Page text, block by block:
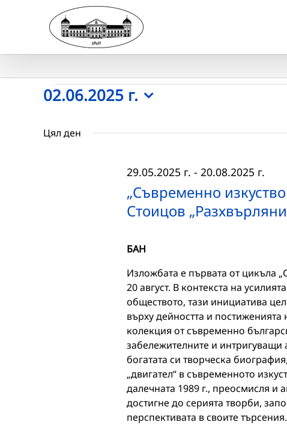
Събития
for
02.06.2025 г.
date.
Цял ден
„Съвременно
Стоицов
29.05.2025 г. - 20.08.2025 г.
БАН
Изложбата е първата от цикъла
20 август. В контекста на
обществото, тази инициатива
върху дейността и
колекция от съвременно
забележителните и интригуващи
богатата си творческа
„двигател“ в съвременното
далечната 1989 г., преосмисля и
достигне до серията творби,
перспективата в своите